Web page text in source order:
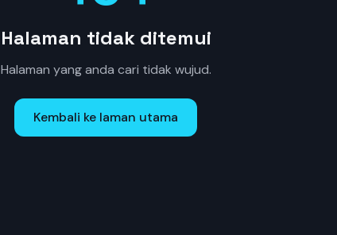
Halaman tidak ditemui
Halaman yang anda cari tidak wujud.
Kembali ke laman utama